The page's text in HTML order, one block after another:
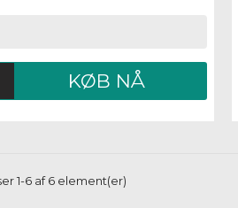
KØB NÅ
1-6 af 6 element(er)